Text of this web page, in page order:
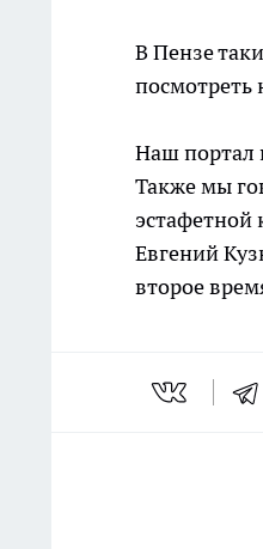
В Пензе
Наш портал
Также мы
эстафетной
Евгений
второе